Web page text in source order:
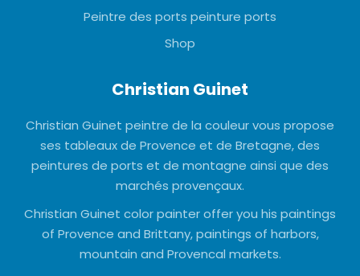
Peintre des ports peinture ports
Shop
Christian Guinet
Christian Guinet peintre de la couleur vous propose
ses tableaux de Provence et de Bretagne, des
peintures de ports et de montagne ainsi que des
marchés provençaux.
Christian Guinet color painter offer you his paintings
of Provence and Brittany, paintings of harbors,
mountain and Provencal markets.